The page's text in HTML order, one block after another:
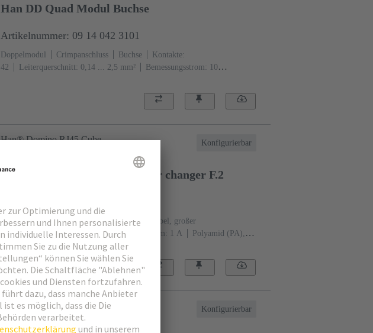
Han DD Quad Modul Buchse
Artikelnummer: 09 14 042 3101
Doppelmodul Crimpanschluss Buchse
Kontakte:
42
Leiterquerschnitt: 0,14 ... 2,5 mm²
Bemessungsstrom: ‌10
Konfigurierbar
Han® Domino RJ45 Cube
Han Domino RJ45 cube, gender changer F.2
Domino Modul
Gender Changer, für Patchkabel, großer
Tab
Buchse Kontakte: 8 Bemessungsstrom: ‌1 A
Polyamid (PA),
Polycarbonat (PC), Edelstahl
RAL 7032 (kieselgrau)
Konfigurierbar
Han® Domino RJ45 Cube